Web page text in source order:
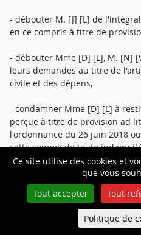
Ce site utilise des cookies et
que vous
Tout accepter
Tout
Politique de
- débouter M. [J] [L] de
en ce compris à titre de
- débouter Mme [D] [L], M. [N]
leurs demandes au titre de
civile et des dépens,
- condamner Mme [D] [L] à
perçue à titre de provision ad
l'ordonnance du 26 juin 2018
cette somme de toute
compris au titre de l'article
- condamner tout succombant
titre de l'article 700 du code de
dépens avec recouvrement
dispositions de l'article 699 du
Queue-Fair